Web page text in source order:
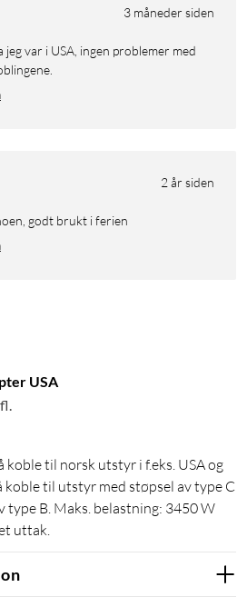
3 måneder siden
2 år siden
godt brukt i ferien
USA
til norsk utstyr i f.eks. USA og
koble til utstyr med støpsel av type C
type B. Maks. belastning: 3450 W
uttak.